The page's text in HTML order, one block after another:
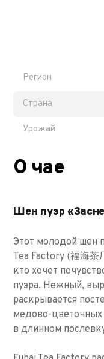
Регион
Страна
Урожай
О чае
Шен пуэр
Этот молодой шен
Tea Factory (福海
кто хочет
пуэра. Нежный,
раскрывается
медово-цветочных
в длинном